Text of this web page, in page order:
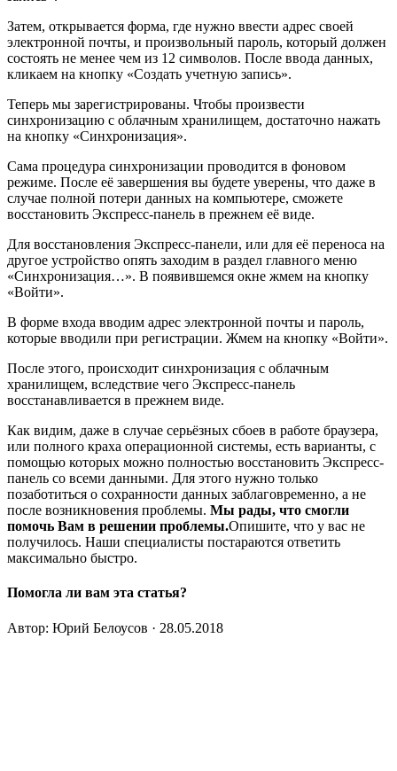
Затем, открывается форма, где нужно ввести адрес своей
электронной почты, и произвольный пароль, который должен
состоять не менее чем из 12 символов. После ввода данных,
кликаем на кнопку «Создать учетную запись».
Теперь мы зарегистрированы. Чтобы произвести
синхронизацию с облачным хранилищем, достаточно нажать
на кнопку «Синхронизация».
Сама процедура синхронизации проводится в фоновом
режиме. После её завершения вы будете уверены, что даже в
случае полной потери данных на компьютере, сможете
восстановить Экспресс-панель в прежнем её виде.
Для восстановления Экспресс-панели, или для её переноса на
другое устройство опять заходим в раздел главного меню
«Синхронизация…». В появившемся окне жмем на кнопку
«Войти».
В форме входа вводим адрес электронной почты и пароль,
которые вводили при регистрации. Жмем на кнопку «Войти».
После этого, происходит синхронизация с облачным
хранилищем, вследствие чего Экспресс-панель
восстанавливается в прежнем виде.
Как видим, даже в случае серьёзных сбоев в работе браузера,
или полного краха операционной системы, есть варианты, с
помощью которых можно полностью восстановить Экспресс-
панель со всеми данными. Для этого нужно только
позаботиться о сохранности данных заблаговременно, а не
после возникновения проблемы. Мы рады, что смогли
помочь Вам в решении проблемы.Опишите, что у вас не
получилось. Наши специалисты постараются ответить
максимально быстро.
Помогла ли вам эта статья?
Автор: Юрий Белоусов · 28.05.2018